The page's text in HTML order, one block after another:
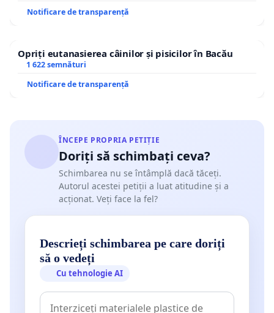
Notificare de transparență
Opriți eutanasierea câinilor și pisicilor în Bacău
1 622 semnături
Notificare de transparență
ÎNCEPE PROPRIA PETIȚIE
Doriți să schimbați ceva?
Schimbarea nu se întâmplă dacă tăceți.
Autorul acestei petiții a luat atitudine și a
acționat. Veți face la fel?
Descrieți schimbarea pe care doriți
să o vedeți
Cu tehnologie AI